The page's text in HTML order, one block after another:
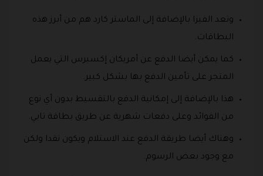
وتعد الفيزا بالإضافة إلى الماستر كارد هم من أبرز هذه
البطاقات.
كما يمكن أيضا الدفع عن أمريكان إكسبرس التي يعمل
المتجر على تأمين الدفع بها بشكل كبير.
هذا بالإضافة إلى إمكانية الدفع بالتقسيط بدون أي نوع
من الفوائد وعلى دفعات شهرية عن طريق بطاقة تابي.
وهناك أيضا طريقة الدفع عند الاستلام ويكون نقدا ولكن
مع وجود بعض الرسوم.